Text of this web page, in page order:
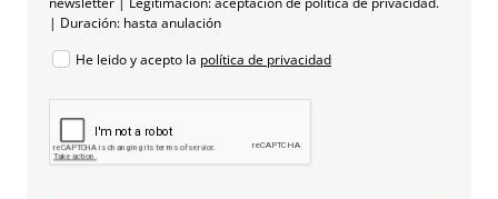
| Duración: hasta anulación
He leido y acepto la política de privacidad